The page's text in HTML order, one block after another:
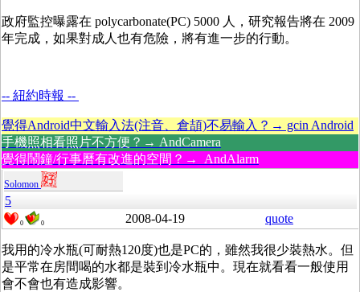
政府監控曝露在 polycarbonate(PC) 5000 人，研究報告將在 2009
年完成，如果對成人也有危險，將有進一步的行動。
-- 紐約時報 --
覺得Android中文輸入法(注音、倉頡)不易輸入？→ gcin Android
手機照相看照片不方便？→ AndCamera
覺得鬧鐘/行事曆有改進的空間？→ AndAlarm
Solomon
5
0 0 2008-04-19 quote
我用的冷水瓶(可耐熱120度)也是PC的，雖然我很少裝熱水。但
是平常在房間喝的水都是裝到冷水瓶中。現在就看看一般使用
會不會也有造成影響。